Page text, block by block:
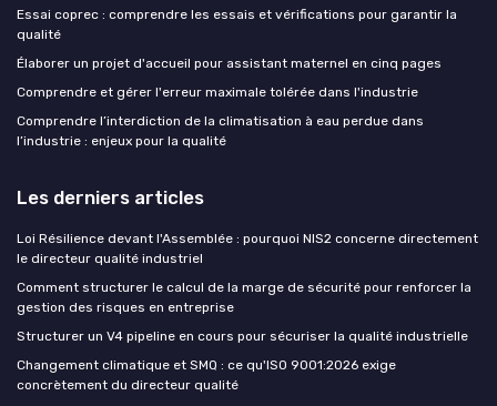
Essai coprec : comprendre les essais et vérifications pour garantir la
qualité
Élaborer un projet d'accueil pour assistant maternel en cinq pages
Comprendre et gérer l'erreur maximale tolérée dans l'industrie
Comprendre l’interdiction de la climatisation à eau perdue dans
l’industrie : enjeux pour la qualité
Les derniers articles
Loi Résilience devant l'Assemblée : pourquoi NIS2 concerne directement
le directeur qualité industriel
Comment structurer le calcul de la marge de sécurité pour renforcer la
gestion des risques en entreprise
Structurer un V4 pipeline en cours pour sécuriser la qualité industrielle
Changement climatique et SMQ : ce qu'ISO 9001:2026 exige
concrètement du directeur qualité